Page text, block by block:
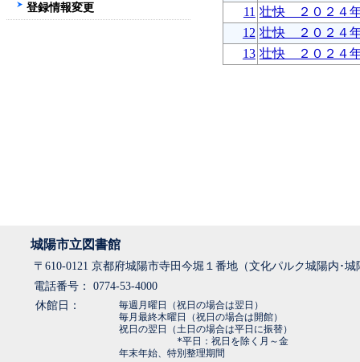
11 壮快 ２０２４
12 壮快 ２０２４
13 壮快 ２０２４
登録情報変更
城陽市立図書館
〒610-0121 京都府城陽市寺田今堀１番地（文化パルク城陽内･
電話番号： 0774-53-4000
休館日：
毎週月曜日（祝日の場合は翌日）
毎月最終木曜日（祝日の場合は開館）
祝日の翌日（土日の場合は平日に振替）
*平日：祝日を除く月～金
年末年始、特別整理期間